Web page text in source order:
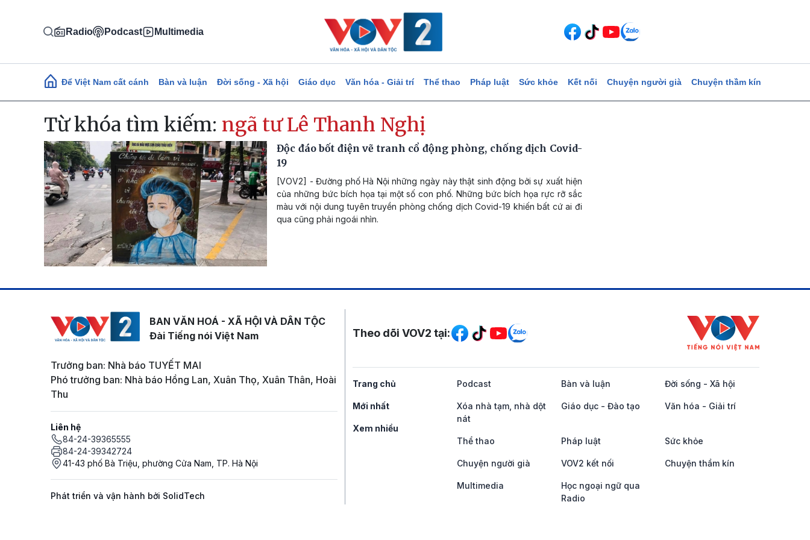
Radio Podcast Multimedia
Main navigation
Để Việt Nam cất cánh Bàn và luận Đời sống - Xã hội Giáo dục Văn hóa - Giải trí Thể thao Pháp luật Sức khỏe Kết nối Chuyện người già Chuyện thầm kín
Từ khóa tìm kiếm: ngã tư Lê Thanh Nghị
Độc đáo bốt điện vẽ tranh cổ động phòng, chống dịch Covid-
19
[VOV2] - Đường phố Hà Nội những ngày này thật sinh động bởi sự xuất hiện
của những bức bích họa tại một số con phố. Những bức bích họa rực rỡ sắc
màu với nội dung tuyên truyền phòng chống dịch Covid-19 khiến bất cứ ai đi
qua cũng phải ngoái nhìn.
BAN VĂN HOÁ - XÃ HỘI VÀ DÂN TỘC
Đài Tiếng nói Việt Nam
Trưởng ban: Nhà báo TUYẾT MAI
Phó trưởng ban: Nhà báo Hồng Lan, Xuân Thọ, Xuân Thân, Hoài
Thu
Liên hệ
84-24-39365555
84-24-39342724
41-43 phố Bà Triệu, phường Cửa Nam, TP. Hà Nội
Phát triển và vận hành bởi SolidTech
Mạng xã hội
Theo dõi VOV2 tại:
Trang chủ
Mới nhất
Xem nhiều
Podcast Bàn và luận Đời sống - Xã hội
Xóa nhà tạm, nhà dột
nát
Giáo dục - Đào tạo Văn hóa - Giải trí
Thể thao Pháp luật Sức khỏe
Chuyện người già VOV2 kết nối Chuyện thầm kín
Multimedia
Học ngoại ngữ qua
Radio